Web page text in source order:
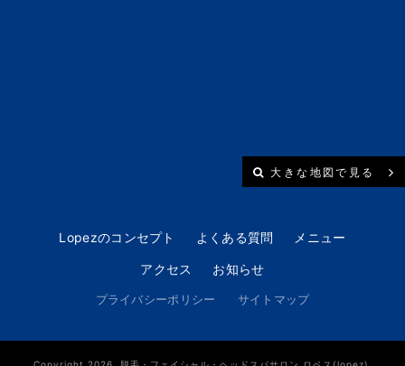
大きな地図で見る
Lopezのコンセプト よくある質問 メニュー
アクセス お知らせ
プライバシーポリシー サイトマップ